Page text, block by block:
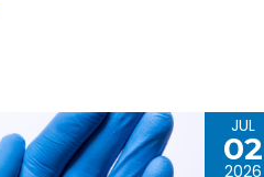
JUL
02
2026